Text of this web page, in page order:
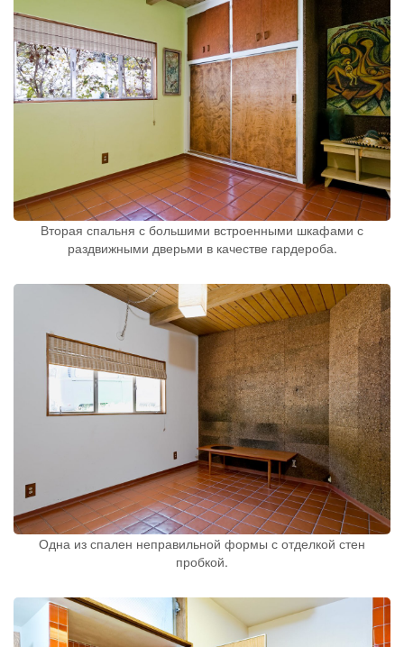
Вторая спальня с большими встроенными шкафами с
раздвижными дверьми в качестве гардероба.
Одна из спален неправильной формы с отделкой стен
пробкой.